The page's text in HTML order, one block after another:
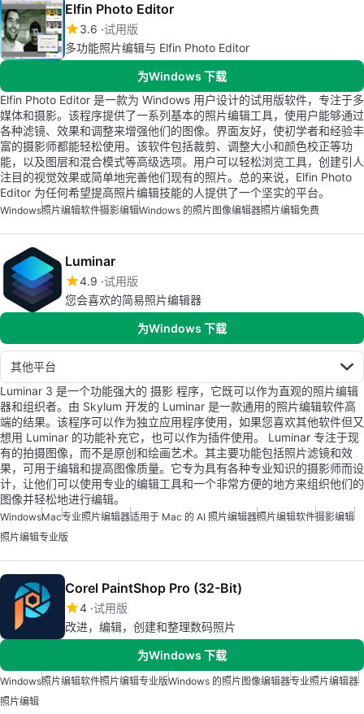
Elfin Photo Editor
3.6 试用版
多功能照片编辑与 Elfin Photo Editor
为Windows 下载
Elfin Photo Editor 是一款为 Windows 用户设计的试用版软件，专注于多
媒体和摄影。该程序提供了一系列基本的照片编辑工具，使用户能够通过
各种滤镜、效果和调整来增强他们的图像。界面友好，使初学者和经验丰
富的摄影师都能轻松使用。该软件包括裁剪、调整大小和颜色校正等功
能，以及图层和混合模式等高级选项。用户可以轻松浏览工具，创建引人
注目的视觉效果或简单地完善他们现有的照片。总的来说，Elfin Photo
Editor 为任何希望提高照片编辑技能的人提供了一个坚实的平台。
Windows照片编辑软件摄影编辑Windows 的照片图像编辑器照片编辑免费
Luminar
4.9 试用版
您会喜欢的简易照片编辑器
为Windows 下载
其他平台
Luminar 3 是一个功能强大的 摄影 程序，它既可以作为直观的照片编辑
器和组织者。由 Skylum 开发的 Luminar 是一款通用的照片编辑软件高
端的结果。该程序可以作为独立应用程序使用，如果您喜欢其他软件但又
想用 Luminar 的功能补充它，也可以作为插件使用。 Luminar 专注于现
有的拍摄图像，而不是原创和绘画艺术。其主要功能包括照片滤镜和效
果，可用于编辑和提高图像质量。它专为具有各种专业知识的摄影师而设
计，让他们可以使用专业的编辑工具和一个非常方便的地方来组织他们的
图像并轻松地进行编辑。
WindowsMac专业照片编辑器适用于 Mac 的 AI 照片编辑器照片编辑软件摄影编辑
照片编辑专业版
Corel PaintShop Pro (32-Bit)
4 试用版
改进，编辑，创建和整理数码照片
为Windows 下载
Windows照片编辑软件照片编辑专业版Windows 的照片图像编辑器专业照片编辑器
照片编辑